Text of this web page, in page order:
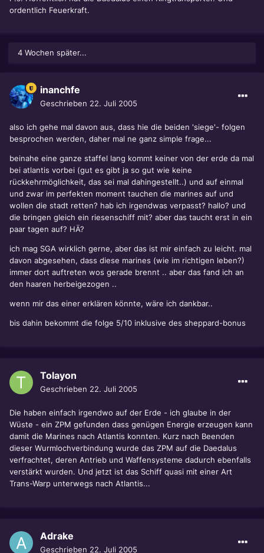
ordentlich Feuerkraft.
4 Wochen später...
inanchfe
Geschrieben 22. Juli 2005
also ich gehe mal davon aus, dass hie die beiden 'siege'- folgen
besprochen werden, daher mal ne ganz simple frage...
beinahe eine ganze staffel lang kommt keiner von der erde da mal
bei atlantis vorbei (gut es gibt ja so gut wie keine
rückkehrmöglichkeit, das sei mal dahingestellt..) und auf einmal
und zwar im perfekten moment tauchen die marines auf und
wollen die stadt retten? hab ich irgendwas verpasst? hallo? und
die bringen gleich ein riesenschiff mit? aber das taucht erst in ein
paar tagen auf? HÄ?
ich mag SGA wirklich gerne, aber das ist mir einfach zu leicht. mal
davon abgesehen, dass diese marines (wie im richtigen leben?)
immer dort auftreten wos gerade brennt .. aber das fand ich an
den haaren herbeigezogen ..
wenn mir das einer erklären könnte, wäre ich dankbar..
bis dahin bekommt die folge 5/10 inklusive des sheppard-bonus
Tolayon
Geschrieben 22. Juli 2005
Die haben einfach irgendwo auf der Erde - ich glaube in der
Wüste - ein ZPM gefunden dass genügen Energie erzeugen kann
damit die Marines nach Atlantis konnten. Kurz nach Beenden
dieser Wurmlochverbindung wurde das ZPM auf die Daedalus
verfrachtet, deren Antrieb und Waffensysteme dadurch ebenfalls
verstärkt wurden. Und jetzt ist das Schiff quasi mit einer Art
Trans-Warp unterwegs nach Atlantis...
Adrake
Geschrieben 22. Juli 2005